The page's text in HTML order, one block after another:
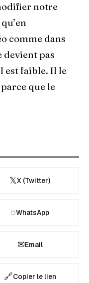
notre
comme dans
devient pas
est faible. Il le
que le
𝕏X (Twitter)
◌WhatsApp
✉Email
🔗Copier le lien